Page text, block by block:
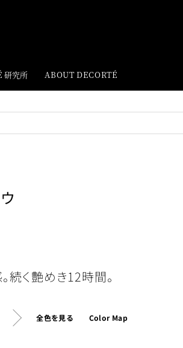
研究所 ABOUT DECORTÉ
続く艶めき12時間。
全色を見る Color Map